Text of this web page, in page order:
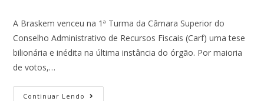
A Braskem venceu na 1ª Turma da Câmara Superior do
Conselho Administrativo de Recursos Fiscais (Carf) uma tese
bilionária e inédita na última instância do órgão. Por maioria
de votos,…
Continuar Lendo